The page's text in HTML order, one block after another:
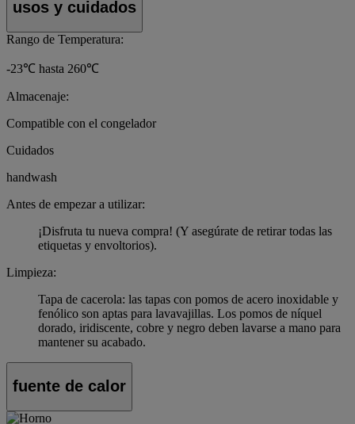
usos y cuidados
Rango de Temperatura:
-23℃ hasta 260℃
Almacenaje:
Compatible con el congelador
Cuidados
handwash
Antes de empezar a utilizar:
¡Disfruta tu nueva compra! (Y asegúrate de retirar todas las
etiquetas y envoltorios).
Limpieza:
Tapa de cacerola: las tapas con pomos de acero inoxidable y
fenólico son aptas para lavavajillas. Los pomos de níquel
dorado, iridiscente, cobre y negro deben lavarse a mano para
mantener su acabado.
fuente de calor